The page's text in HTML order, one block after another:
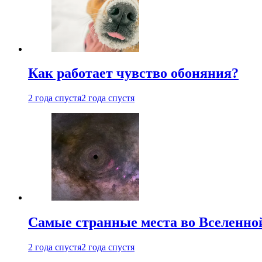
Как работает чувство обоняния?
2 года спустя2 года спустя
Самые странные места во
2 года спустя2 года спустя